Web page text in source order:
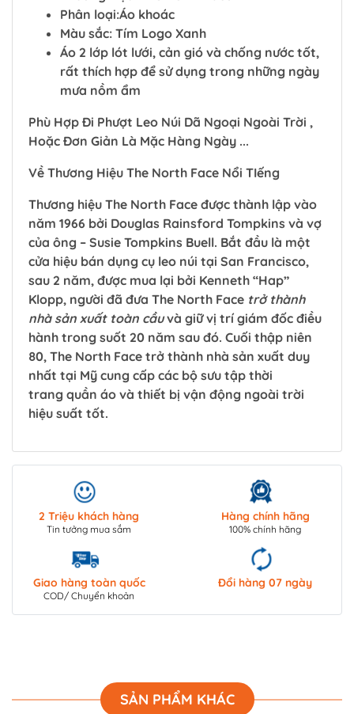
Phân loại:Áo khoác
Màu sắc: Tím Logo Xanh
Áo 2 lớp lót lưới, cản gió và chống nước tốt,
rất thích hợp để sử dụng trong những ngày
mưa nồm ẩm
Phù Hợp Đi Phượt Leo Núi Dã Ngoại Ngoài Trời ,
Hoặc Đơn Giản Là Mặc Hàng Ngày ...
Về Thương Hiệu The North Face Nổi TIếng
Thương hiệu The North Face được thành lập vào
năm 1966 bởi Douglas Rainsford Tompkins và vợ
của ông – Susie Tompkins Buell. Bắt đầu là một
cửa hiệu bán dụng cụ leo núi tại San Francisco,
sau 2 năm, được mua lại bởi Kenneth “Hap”
Klopp, người đã đưa The North Face trở thành
nhà sản xuất toàn cầuvà giữ vị trí giám đốc điều
hành trong suốt 20 năm sau đó. Cuối thập niên
80, The North Face trở thành nhà sản xuất duy
nhất tại Mỹ cung cấp các bộ sưu tập thời
trang quần áo và thiết bị vận động ngoài trời
hiệu suất tốt.
2 Triệu khách hàng
Tin tưởng mua sắm
Hàng chính hãng
100% chính hãng
Giao hàng toàn quốc
COD/ Chuyển khoản
Đổi hàng 07 ngày
SẢN PHẨM KHÁC